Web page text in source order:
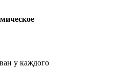
у каждого